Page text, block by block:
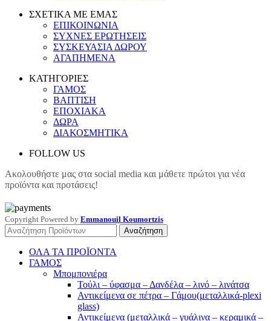
ΣΧΕΤΙΚΑ ΜΕ ΕΜΑΣ
ΕΠΙΚΟΙΝΩΝΙΑ
ΣΥΧΝΕΣ ΕΡΩΤΗΣΕΙΣ
ΣΥΣΚΕΥΑΣΙΑ ΔΩΡΟΥ
ΑΓΑΠΗΜΕΝΑ
ΚΑΤΗΓΟΡΙΕΣ
ΓΑΜΟΣ
ΒΑΠΤΙΣΗ
ΕΠΟΧΙΑΚΑ
ΔΩΡΑ
ΔΙΑΚΟΣΜΗΤΙΚΑ
FOLLOW US
Ακολουθήστε μας στα social media και μάθετε πρώτοι για νέα
προϊόντα και προτάσεις!
Copyright Powered by Emmanouil Koumortzis
Αναζήτηση
ΟΛΑ ΤΑ ΠΡΟΪΟΝΤΑ
ΓΑΜΟΣ
Μπομπονιέρα
Τούλι – ύφασμα – Δανδέλα – λινό – λινάτσα
Αντικείμενα σε πέτρα – Γάμου(μεταλλικά-plexi
glass)
Αντικείμενα (μεταλλικά – γυάλινα – κεραμικά –